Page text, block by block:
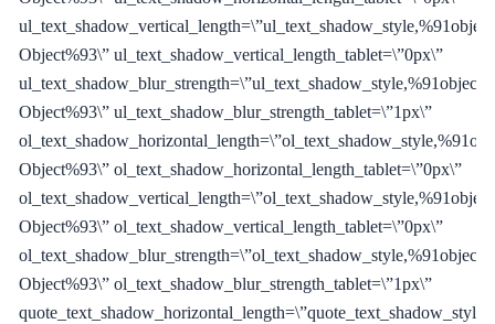
ul_text_shadow_vertical_length=\”ul_text_shadow_style,%91object
Object%93\” ul_text_shadow_vertical_length_tablet=\”0px\”
ul_text_shadow_blur_strength=\”ul_text_shadow_style,%91object
Object%93\” ul_text_shadow_blur_strength_tablet=\”1px\”
Object%93\” ol_text_shadow_horizontal_length_tablet=\”0px\”
ol_text_shadow_vertical_length=\”ol_text_shadow_style,%91object
Object%93\” ol_text_shadow_vertical_length_tablet=\”0px\”
ol_text_shadow_blur_strength=\”ol_text_shadow_style,%91object
Object%93\” ol_text_shadow_blur_strength_tablet=\”1px\”